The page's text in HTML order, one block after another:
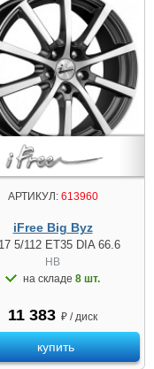
АРТИКУЛ:613960
iFree Big Byz
5/112 ET35 DIA 66.6
HB
на складе 8 шт.
11 383 ₽ / диск
купить